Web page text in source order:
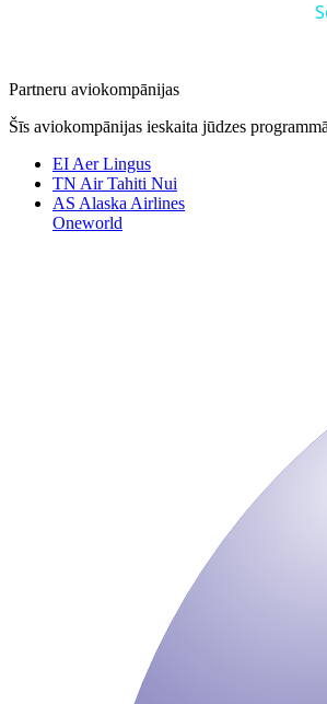
Partneru aviokompānijas
Šīs aviokompānijas ieskaita jūdzes
EI Aer Lingus
TN Air Tahiti Nui
AS Alaska Airlines
Oneworld